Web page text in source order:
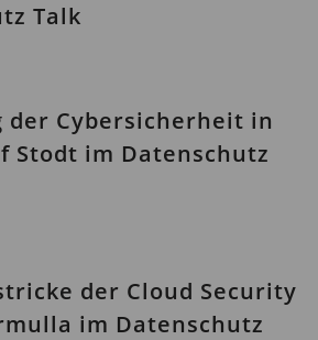
Talk
der Cybersicherheit in
Stodt im Datenschutz
der Cloud Security
im Datenschutz